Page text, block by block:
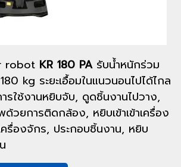
robot KR 180 PAรับน้ำหนักร่วม
kg ระยะเอื้อมในแนวนอนไปได้ไกล
ใช้งานหยิบจับ, ดูดชิ้นงานไปวาง,
วยการติดกล้อง, หยิบเข้าเข้าเครื่อง
รื่องจักร, ประกอบชิ้นงาน, หยิบ